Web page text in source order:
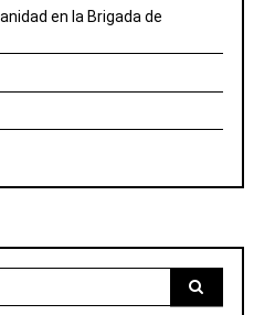
en la Brigada de